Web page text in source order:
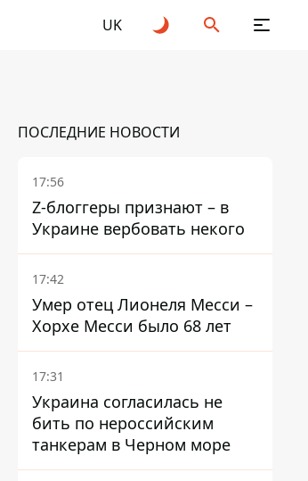
UK
ПОСЛЕДНИЕ НОВОСТИ
17:56
Z-блоггеры признают – в
Украине вербовать некого
17:42
Умер отец Лионеля Месси –
Хорхе Месси было 68 лет
17:31
Украина согласилась не
бить по нероссийским
танкерам в Черном море